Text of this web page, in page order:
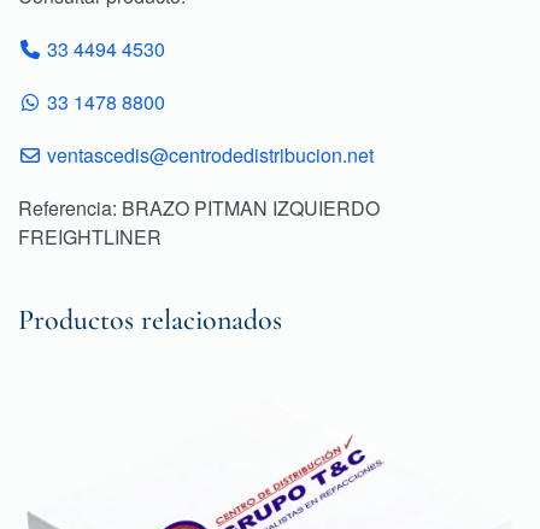
33 4494 4530
33 1478 8800
ventascedis@centrodedistribucion.net
Referencia: BRAZO PITMAN IZQUIERDO
FREIGHTLINER
Productos relacionados